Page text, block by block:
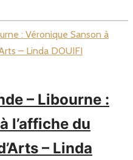
– Libourne :
l’affiche du
– Linda